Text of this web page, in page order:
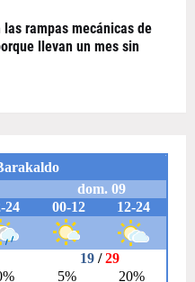
las rampas mecánicas de
llevan un mes sin